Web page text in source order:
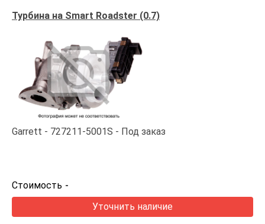
Турбина на Smart Roadster (0.7)
Garrett 727211-5001S Под заказ
Стоимость -
Уточнить наличие